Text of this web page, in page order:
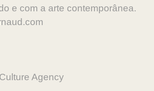
e com a arte contemporânea.
Agency